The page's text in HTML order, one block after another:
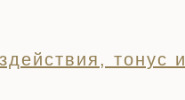
тонус и